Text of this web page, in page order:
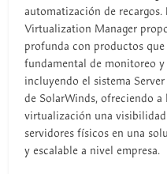
automatización de
Virtualization Manager
profunda con productos
fundamental de monitoreo
incluyendo el sistema
de SolarWinds, ofreciendo
virtualización una
servidores físicos en una
y escalable a nivel empresa.